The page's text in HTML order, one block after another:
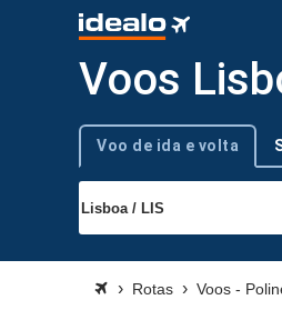
Voos
Tipo de viagem
Voo de ida e volta
Rotas Voos -